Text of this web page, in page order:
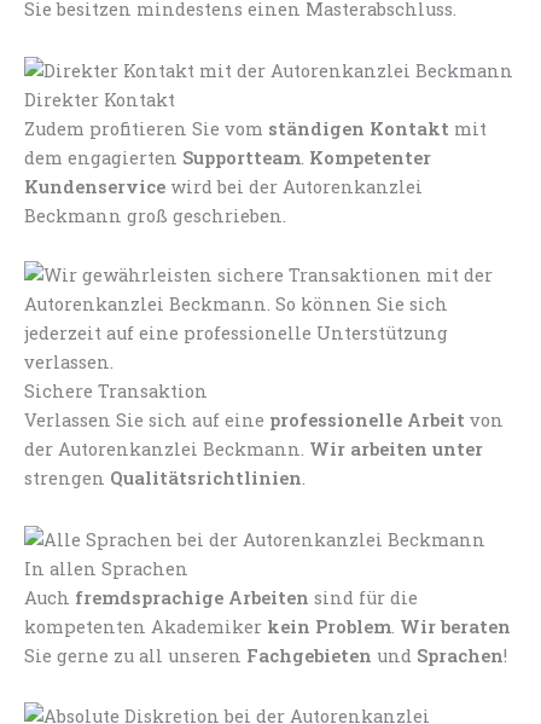
Sie besitzen mindestens einen Masterabschluss.
Direkter Kontakt
Zudem profitieren Sie vom ständigen Kontakt mit
dem engagierten Supportteam. Kompetenter
Kundenservice wird bei der Autorenkanzlei
Beckmann groß geschrieben.
Sichere Transaktion
Verlassen Sie sich auf eine professionelle Arbeit von
der Autorenkanzlei Beckmann. Wir arbeiten unter
strengen Qualitätsrichtlinien.
In allen Sprachen
Auch fremdsprachige Arbeiten sind für die
kompetenten Akademiker kein Problem. Wir beraten
Sie gerne zu all unseren Fachgebieten und Sprachen!